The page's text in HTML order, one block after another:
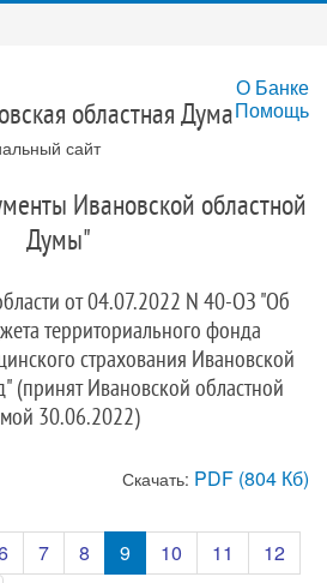
областная Дума
сайт
О Банке
Помощь
Ивановской областной
Думы"
от 04.07.2022 N 40-ОЗ "Об
территориального фонда
страхования Ивановской
(принят Ивановской областной
30.06.2022)
Скачать: PDF (804 Кб)
7 8 9 10 11
12